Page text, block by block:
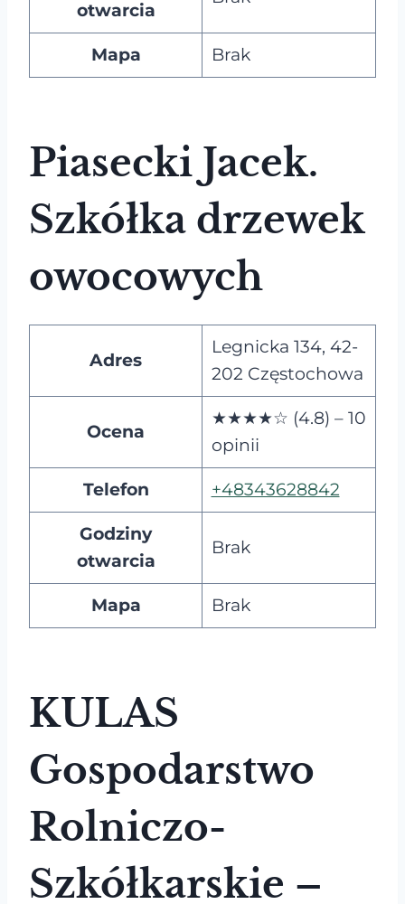
otwarcia
Mapa Brak
Piasecki Jacek.
Szkółka drzewek
owocowych
Adres
Legnicka 134, 42-
202 Częstochowa
Ocena
★★★★☆ (4.8) – 10
opinii
Telefon +48343628842
Godziny
otwarcia
Brak
Mapa Brak
KULAS
Gospodarstwo
Rolniczo-
Szkółkarskie –